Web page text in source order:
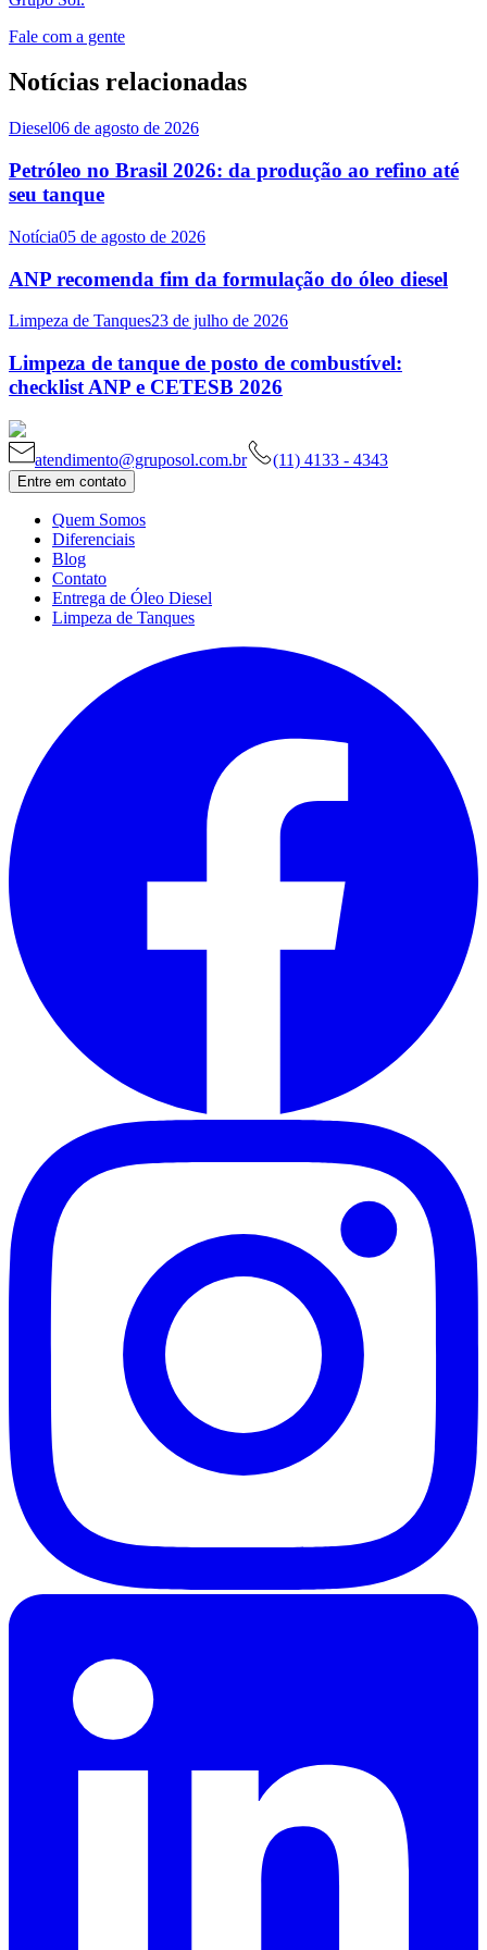
Fale com a gente
Notícias relacionadas
Diesel06 de agosto de 2026
Petróleo no Brasil 2026: da produção ao refino até
seu tanque
Notícia05 de agosto de 2026
ANP recomenda fim da formulação do óleo diesel
Limpeza de Tanques23 de julho de 2026
Limpeza de tanque de posto de combustível:
checklist ANP e CETESB 2026
atendimento@gruposol.com.br (11) 4133 - 4343
Entre em contato
Quem Somos
Diferenciais
Blog
Contato
Entrega de Óleo Diesel
Limpeza de Tanques